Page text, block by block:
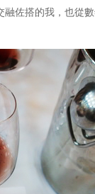
佐搭的我，也從